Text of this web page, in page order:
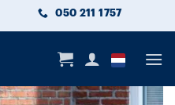
050 211 1757